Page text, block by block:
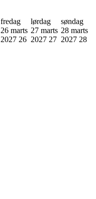
fredag
26 marts
2027 26
lørdag
27 marts
2027 27
søndag
28 marts
2027 28